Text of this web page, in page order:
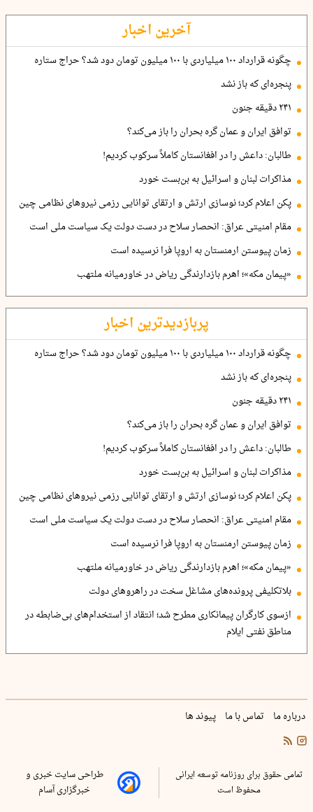
آخرین اخبار
چگونه قرارداد ۱۰۰ میلیاردی با ۱۰۰ میلیون تومان دود شد؟ حراج ستاره
پنجره‌ای که باز نشد
۲۴۱ دقیقه جنون
توافق ایران و عمان گره بحران را باز می‌کند؟
طالبان: داعش را در افغانستان کاملاً سرکوب کردیم!
مذاکرات لبنان و اسرائیل به بن‌بست خورد
پکن اعلام کرد؛ نوسازی ارتش و ارتقای توانایی رزمی نیروهای نظامی چین
مقام امنیتی عراق: انحصار سلاح در دست دولت یک سیاست ملی است
زمان پیوستن ارمنستان به اروپا فرا نرسیده است
«پیمان مکه»؛ اهرم بازدارندگی ریاض در خاورمیانه ملتهب
پربازدیدترین اخبار
چگونه قرارداد ۱۰۰ میلیاردی با ۱۰۰ میلیون تومان دود شد؟ حراج ستاره
پنجره‌ای که باز نشد
۲۴۱ دقیقه جنون
توافق ایران و عمان گره بحران را باز می‌کند؟
طالبان: داعش را در افغانستان کاملاً سرکوب کردیم!
مذاکرات لبنان و اسرائیل به بن‌بست خورد
پکن اعلام کرد؛ نوسازی ارتش و ارتقای توانایی رزمی نیروهای نظامی چین
مقام امنیتی عراق: انحصار سلاح در دست دولت یک سیاست ملی است
زمان پیوستن ارمنستان به اروپا فرا نرسیده است
«پیمان مکه»؛ اهرم بازدارندگی ریاض در خاورمیانه ملتهب
بلاتکلیفی پرونده‌های مشاغل سخت در راهروهای دولت
ازسوی کارگران پیمانکاری مطرح شد؛ انتقاد از استخدام‌های بی‌ضابطه در
مناطق نفتی ایلام
درباره ما تماس با ما پیوند ها
تمامی حقوق برای روزنامه توسعه ایرانی
محفوظ است
طراحی سایت خبری و
خبرگزاری آسام